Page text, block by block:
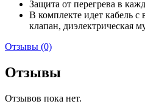
Защита от перегрева в
В комплекте идет кабель
клапан, диэлектрическая
Отзывы (0)
Отзывы
Отзывов пока нет.